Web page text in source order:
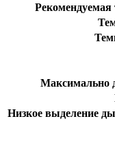
Рекомендуемая
Максимально
Низкое выделение